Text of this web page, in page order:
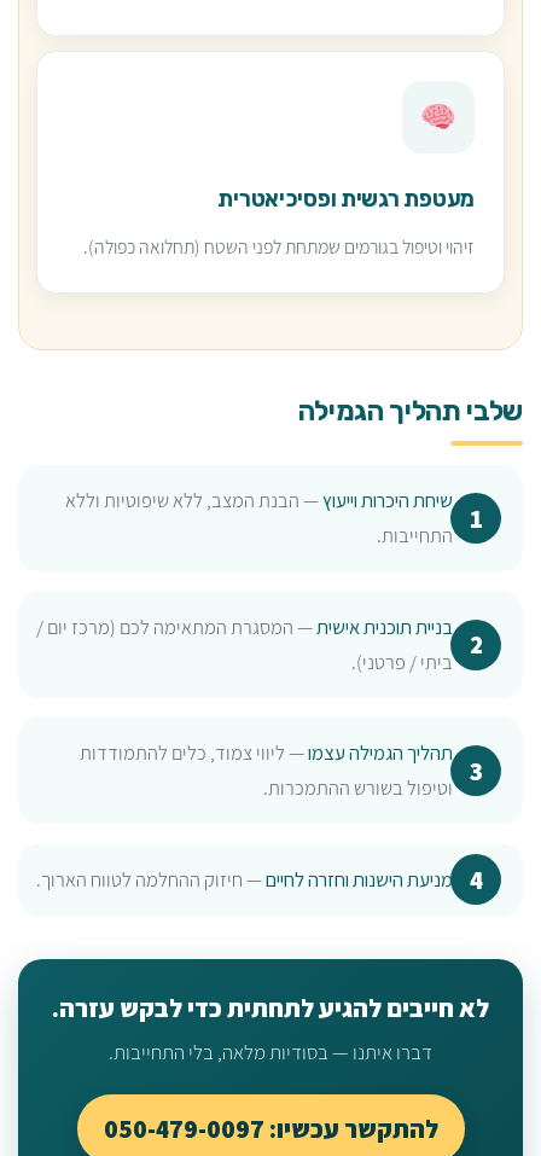
מעטפת רגשית ופסיכיאטרית
זיהוי וטיפול בגורמים שמתחת לפני השטח (תחלואה כפולה).
שלבי תהליך הגמילה
שיחת היכרות וייעוץ— הבנת המצב, ללא שיפוטיות וללא
התחייבות.
בניית תוכנית אישית— המסגרת המתאימה לכם (מרכז יום /
ביתי / פרטני).
תהליך הגמילה עצמו— ליווי צמוד, כלים להתמודדות
וטיפול בשורש ההתמכרות.
מניעת הישנות וחזרה לחיים— חיזוק ההחלמה לטווח הארוך.
לא חייבים להגיע לתחתית כדי לבקש עזרה.
דברו איתנו — בסודיות מלאה, בלי התחייבות.
להתקשר עכשיו: 050-479-0097